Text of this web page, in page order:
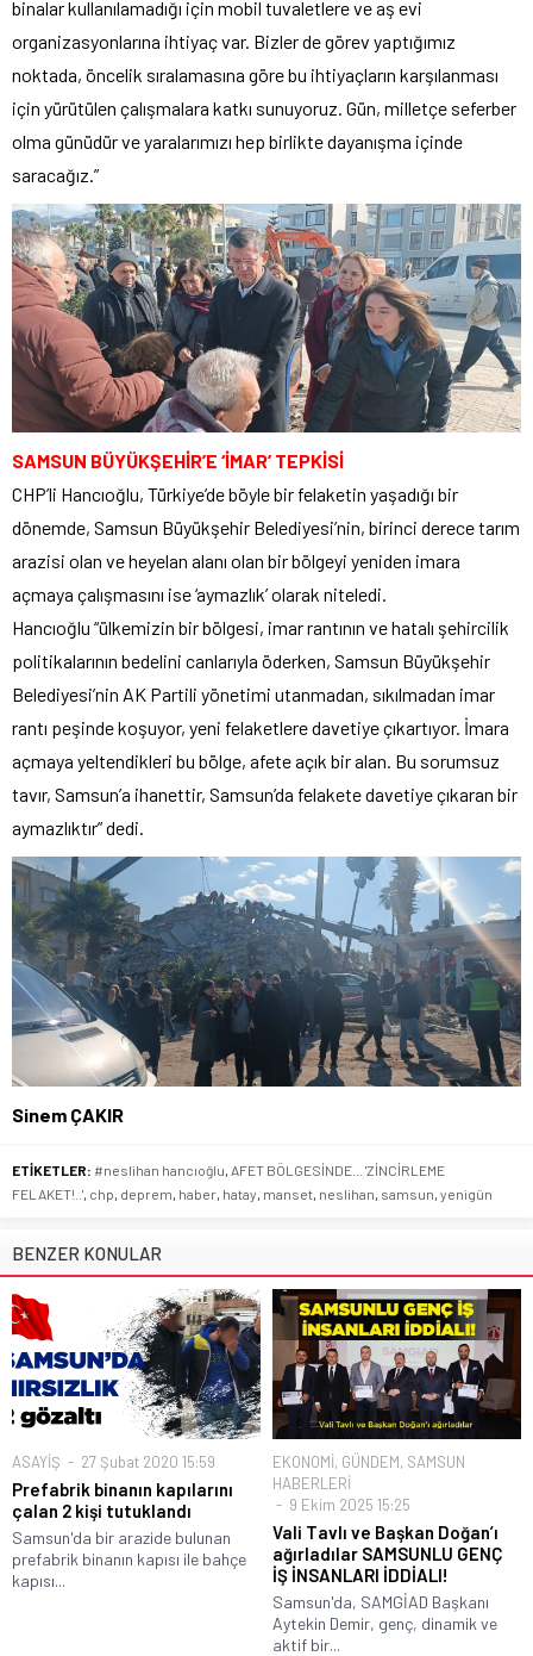
binalar kullanılamadığı için mobil tuvaletlere ve aş evi
organizasyonlarına ihtiyaç var. Bizler de görev yaptığımız
noktada, öncelik sıralamasına göre bu ihtiyaçların karşılanması
için yürütülen çalışmalara katkı sunuyoruz. Gün, milletçe seferber
olma günüdür ve yaralarımızı hep birlikte dayanışma içinde
saracağız.”
SAMSUN BÜYÜKŞEHİR’E ‘İMAR’ TEPKİSİ
CHP’li Hancıoğlu, Türkiye’de böyle bir felaketin yaşadığı bir
dönemde, Samsun Büyükşehir Belediyesi’nin, birinci derece tarım
arazisi olan ve heyelan alanı olan bir bölgeyi yeniden imara
açmaya çalışmasını ise ‘aymazlık’ olarak niteledi.
Hancıoğlu “ülkemizin bir bölgesi, imar rantının ve hatalı şehircilik
politikalarının bedelini canlarıyla öderken, Samsun Büyükşehir
Belediyesi’nin AK Partili yönetimi utanmadan, sıkılmadan imar
rantı peşinde koşuyor, yeni felaketlere davetiye çıkartıyor. İmara
açmaya yeltendikleri bu bölge, afete açık bir alan. Bu sorumsuz
tavır, Samsun’a ihanettir, Samsun’da felakete davetiye çıkaran bir
aymazlıktır” dedi.
Sinem ÇAKIR
ETİKETLER: #neslihan hancıoğlu, AFET BÖLGESİNDE... 'ZİNCİRLEME
FELAKET!..', chp, deprem, haber, hatay, manset, neslihan, samsun, yenigün
BENZER KONULAR
ASAYİŞ 27 Şubat 2020 15:59
Prefabrik binanın kapılarını
çalan 2 kişi tutuklandı
Samsun'da bir arazide bulunan
prefabrik binanın kapısı ile bahçe
kapısı...
EKONOMİ, GÜNDEM, SAMSUN
HABERLERİ
9 Ekim 2025 15:25
Vali Tavlı ve Başkan Doğan’ı
ağırladılar SAMSUNLU GENÇ
İŞ İNSANLARI İDDİALI!
Samsun'da, SAMGİAD Başkanı
Aytekin Demir, genç, dinamik ve
aktif bir...